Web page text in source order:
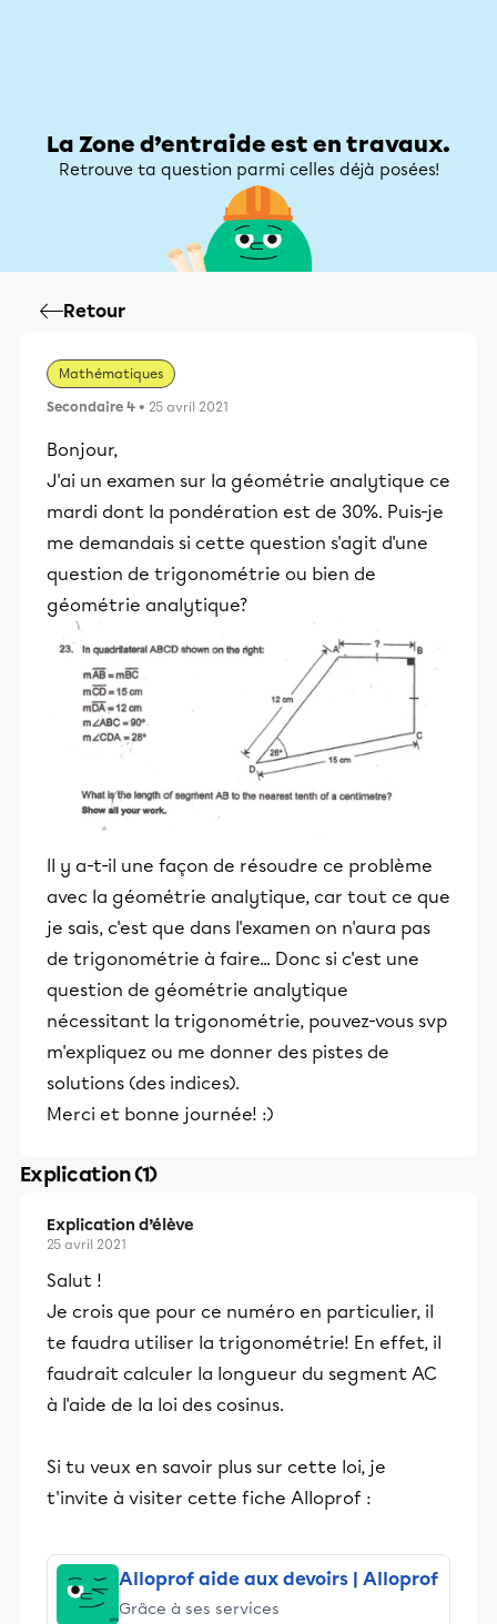
La Zone d’entraide est en travaux.
Retrouve ta question parmi celles déjà posées!
Retour
Mathématiques
Secondaire 4 • 25 avril 2021
Bonjour,
J'ai un examen sur la géométrie analytique ce
mardi dont la pondération est de 30%. Puis-je
me demandais si cette question s'agit d'une
question de trigonométrie ou bien de
géométrie analytique?
Il y a-t-il une façon de résoudre ce problème
avec la géométrie analytique, car tout ce que
je sais, c'est que dans l'examen on n'aura pas
de trigonométrie à faire... Donc si c'est une
question de géométrie analytique
nécessitant la trigonométrie, pouvez-vous svp
m'expliquez ou me donner des pistes de
solutions (des indices).
Merci et bonne journée! :)
Explication (1)
Explication d’élève
25 avril 2021
Salut !
Je crois que pour ce numéro en particulier, il
te faudra utiliser la trigonométrie! En effet, il
faudrait calculer la longueur du segment AC
à l'aide de la loi des cosinus.
Si tu veux en savoir plus sur cette loi, je
t'invite à visiter cette fiche Alloprof :
Alloprof aide aux devoirs | Alloprof
Grâce à ses services